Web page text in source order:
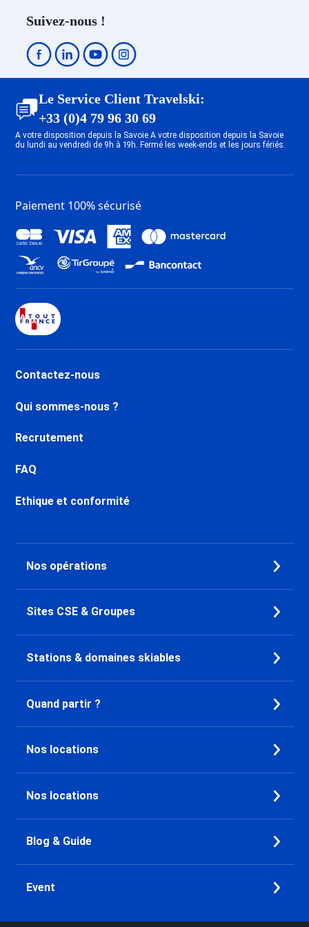
Location appartement ski Méribel
Mottaret 1850
Location appartement ski Méribel
Centre 1600
Location appartement ski Les
Location appartement ski Les
Menuires Reberty 2000
Menuires Reberty 1850
Menuires Croisette
Location appartement ski Saint
Martin de Belleville
Location appartement ski Les
Menuires Preyerand
Location appartement ski Les
Carroz d'Araches
Samoëns
Montsoleil 1750
Morillon 1100 Les Esserts
Location appartement ski
Morillon Village
Location appartement ski
Location appartement ski Vaujany
Location appartement ski Alpe
d'Huez
Location appartement ski Les
Location appartement ski Les
Suivez-nous !
Le Service Client Travelski:
+33 (0)4 79 96 30 69
A votre disposition depuis la Savoie A votre disposition depuis la Savoie
du lundi au vendredi de 9h à 19h. Fermé les week-ends et les jours fériés.
Paiement 100% sécurisé
Contactez-nous
Qui sommes-nous ?
Recrutement
FAQ
Ethique et conformité
Nos opérations
Sites CSE & Groupes
Stations & domaines skiables
Quand partir ?
Nos locations
Nos locations
Blog & Guide
Event